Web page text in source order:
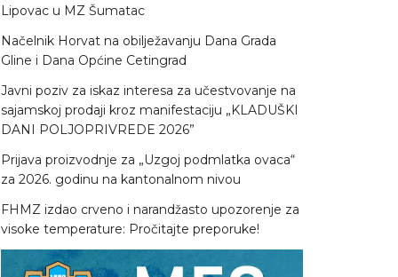
Lipovac u MZ Šumatac
Načelnik Horvat na obilježavanju Dana Grada
Gline i Dana Općine Cetingrad
Javni poziv za iskaz interesa za učestvovanje na
sajamskoj prodaji kroz manifestaciju „KLADUŠKI
DANI POLJOPRIVREDE 2026”
Prijava proizvodnje za „Uzgoj podmlatka ovaca“
za 2026. godinu na kantonalnom nivou
FHMZ izdao crveno i narandžasto upozorenje za
visoke temperature: Pročitajte preporuke!